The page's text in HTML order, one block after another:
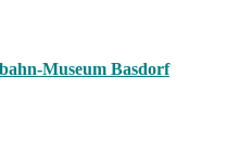
Museum Basdorf